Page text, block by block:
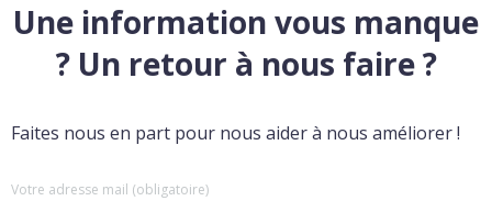
Une information vous manque
? Un retour à nous faire ?
Faites nous en part pour nous aider à nous améliorer !
Votre adresse mail (obligatoire)